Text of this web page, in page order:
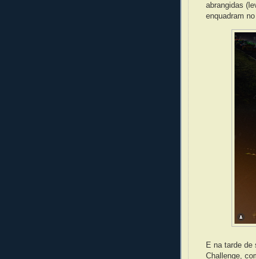
abrangidas
enquadram
E na tarde de
Challenge,